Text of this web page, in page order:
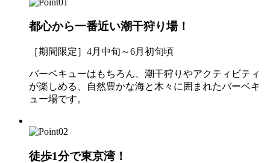
都心から一番近い潮干狩り場！
［期間限定］4月中旬～6月初旬頃
バーベキューはもちろん、潮干狩りやアクティビティ
が楽しめる、自然豊かな海と木々に囲まれたバーベキ
ュー場です。
徒歩1分で東京湾！